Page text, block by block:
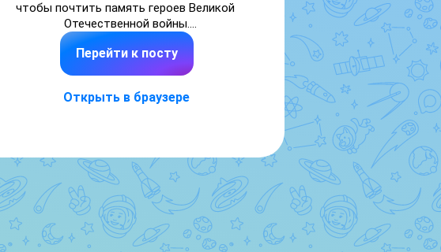
чтобы почтить память героев Великой
Отечественной войны.
Такие линейки помогают сохранять
историческую память, воспитывают
школьное сообщество. Это важная часть
Перейти к посту
Открыть в браузере